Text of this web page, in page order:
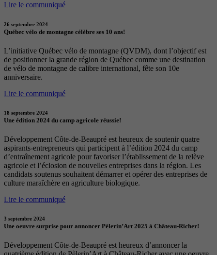
Lire le communiqué
26 septembre 2024
Québec vélo de montagne célèbre ses 10 ans!
L’initiative Québec vélo de montagne (QVDM), dont l’objectif est
de positionner la grande région de Québec comme une destination
de vélo de montagne de calibre international, fête son 10e
anniversaire.
Lire le communiqué
18 septembre 2024
Une édition 2024 du camp agricole réussie!
Développement Côte-de-Beaupré est heureux de soutenir quatre
aspirants-entrepreneurs qui participent à l’édition 2024 du camp
d’entraînement agricole pour favoriser l’établissement de la relève
agricole et l’éclosion de nouvelles entreprises dans la région. Les
candidats soutenus souhaitent démarrer et opérer des entreprises de
culture maraîchère en agriculture biologique.
Lire le communiqué
3 septembre 2024
Une oeuvre surprise pour annoncer Pèlerin’Art 2025 à Château-Richer!
Développement Côte-de-Beaupré est heureux d’annoncer la